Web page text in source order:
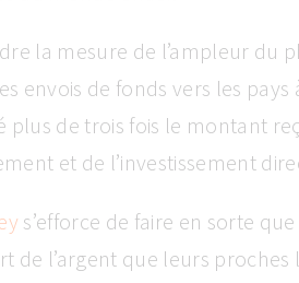
la mesure de l’ampleur du
envois de fonds vers les
plus de trois fois le montant
et de l’investissement
s’efforce de faire en sorte
de l’argent que leurs